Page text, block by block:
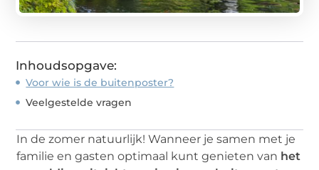
Inhoudsopgave:
Voor wie is de buitenposter?
Veelgestelde vragen
In de zomer natuurlijk! Wanneer je samen met je
familie en gasten optimaal kunt genieten van het